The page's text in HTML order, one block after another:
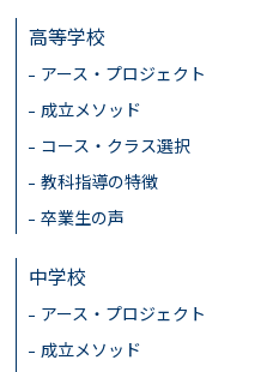
高等学校
アース・プロジェクト
成立メソッド
コース・クラス選択
教科指導の特徴
卒業生の声
中学校
アース・プロジェクト
成立メソッド